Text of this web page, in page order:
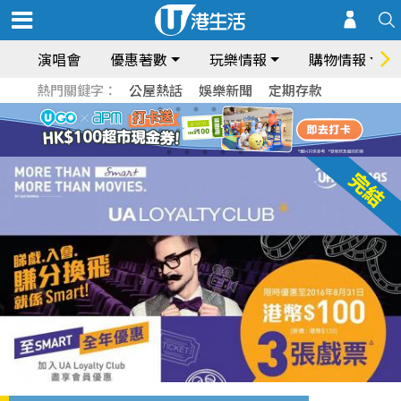
演唱會 優惠著數 玩樂情報 購物情報
熱門關鍵字： 公屋熱話 娛樂新聞 定期存款